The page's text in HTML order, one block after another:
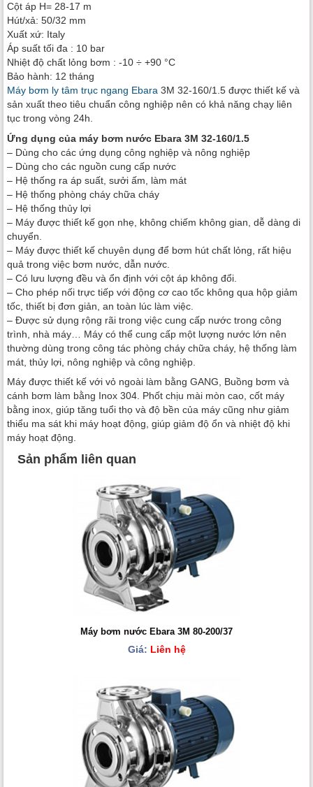
Cột áp H= 28-17 m
Hút/xả: 50/32 mm
Xuất xứ: Italy
Áp suất tối đa : 10 bar
Nhiệt độ chất lỏng bơm : -10 ÷ +90 °C
Bảo hành: 12 tháng
Máy bơm ly tâm trục ngang Ebara 3M 32-160/1.5 được thiết kế và
sản xuất theo tiêu chuẩn công nghiệp nên có khả năng chạy liên
tục trong vòng 24h.
Ứng dụng của máy bơm nước Ebara 3M 32-160/1.5
– Dùng cho các ứng dụng công nghiệp và nông nghiệp
– Dùng cho các nguồn cung cấp nước
– Hệ thống ra áp suất, sưởi ấm, làm mát
– Hệ thống phòng cháy chữa cháy
– Hệ thống thủy lợi
– Máy được thiết kế gọn nhẹ, không chiếm không gian, dễ dàng di
chuyển.
– Máy được thiết kế chuyên dụng để bơm hút chất lỏng, rất hiệu
quả trong việc bơm nước, dẫn nước.
– Có lưu lượng đều và ổn định với cột áp không đổi.
– Cho phép nối trực tiếp với động cơ cao tốc không qua hộp giảm
tốc, thiết bị đơn giản, an toàn lúc làm việc.
– Được sử dụng rộng rãi trong việc cung cấp nước trong công
trình, nhà máy… Máy có thể cung cấp một lượng nước lớn nên
thường dùng trong công tác phòng cháy chữa cháy, hệ thống làm
mát, thủy lợi, nông nghiệp và công nghiệp.
Máy được thiết kế với vỏ ngoài làm bằng GANG, Buồng bơm và
cánh bơm làm bằng Inox 304. Phốt chịu mài mòn cao, cốt máy
bằng inox, giúp tăng tuổi thọ và độ bền của máy cũng như giảm
thiểu ma sát khi máy hoạt động, giúp giảm độ ổn và nhiệt độ khi
máy hoạt động.
Sản phẩm liên quan
Máy bơm nước Ebara 3M 80-200/37
Giá: Liên hệ